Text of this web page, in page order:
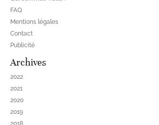
FAQ
Mentions légales
Contact
Publicité
Archives
2022
2021
2020
2019
2018